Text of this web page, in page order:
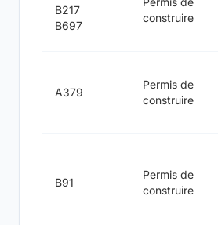
B217
B697
construire
A379
Permis de
construire
B91
Permis de
construire